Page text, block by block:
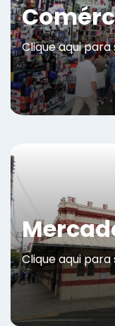
Clique aqui
Clique aqui